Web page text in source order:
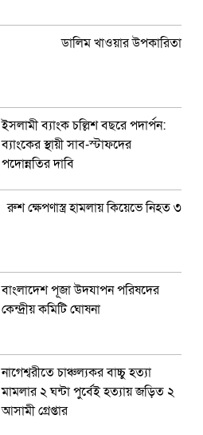
ডালিম খাওয়ার উপকারিতা
ইসলামী ব্যাংক চল্লিশ বছরে পদার্পন:
ব্যাংকের স্থায়ী সাব-স্টাফদের
পদোন্নতির দাবি
রুশ ক্ষেপণাস্ত্র হামলায় কিয়েভে নিহত ৩
বাংলাদেশ পূজা উদযাপন পরিষদের
কেন্দ্রীয় কমিটি ঘোষনা
নাগেশ্বরীতে চাঞ্চল্যকর বাচ্চু হত্যা
মামলার ২ ঘন্টা পুর্বেই হত্যায় জড়িত ২
আসামী গ্রেপ্তার